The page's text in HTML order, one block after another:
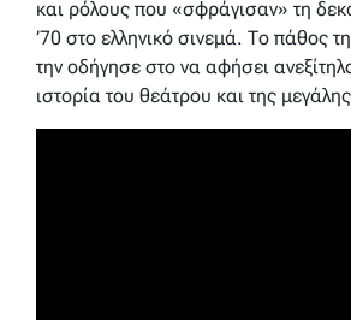
και ρόλους που «σφράγισαν» τη
’70 στο ελληνικό σινεμά. Το πάθος
την οδήγησε στο να αφήσει
ιστορία του θεάτρου και της